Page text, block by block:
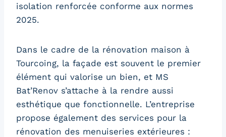
isolation renforcée conforme aux normes
2025.
Dans le cadre de la rénovation maison à
Tourcoing, la façade est souvent le premier
élément qui valorise un bien, et MS
Bat’Renov s’attache à la rendre aussi
esthétique que fonctionnelle. L’entreprise
propose également des services pour la
rénovation des menuiseries extérieures :